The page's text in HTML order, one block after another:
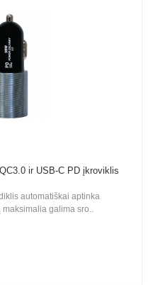
ir USB-C PD įkroviklis
automatiškai aptinka
galima sro..